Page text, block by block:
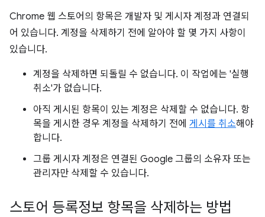
Chrome 웹 스토어의 항목은 개발자 및 게시자 계정과 연결되
어 있습니다. 계정을 삭제하기 전에 알아야 할 몇 가지 사항이
있습니다.
계정을 삭제하면 되돌릴 수 없습니다. 이 작업에는 '실행
취소'가 없습니다.
아직 게시된 항목이 있는 계정은 삭제할 수 없습니다. 항
목을 게시한 경우 계정을 삭제하기 전에 게시를 취소해야
합니다.
그룹 게시자 계정은 연결된 Google 그룹의 소유자 또는
관리자만 삭제할 수 있습니다.
스토어 등록정보 항목을 삭제하는 방법